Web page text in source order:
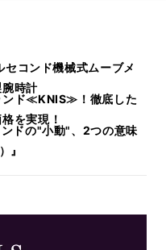
コンド機械式ムーブメ
時計
ンド≪KNIS≫！徹底した
を実現！
ドの"小動"、2つの意味
』